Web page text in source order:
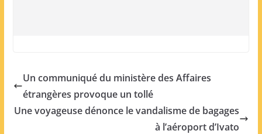
Un communiqué du ministère des Affaires
étrangères provoque un tollé
Une voyageuse dénonce le vandalisme de bagages
à l’aéroport d’Ivato